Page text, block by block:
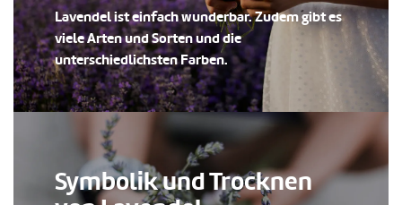
Lavendel ist einfach wunderbar. Zudem gibt es
viele Arten und Sorten und die
unterschiedlichsten Farben.
Symbolik und Trocknen